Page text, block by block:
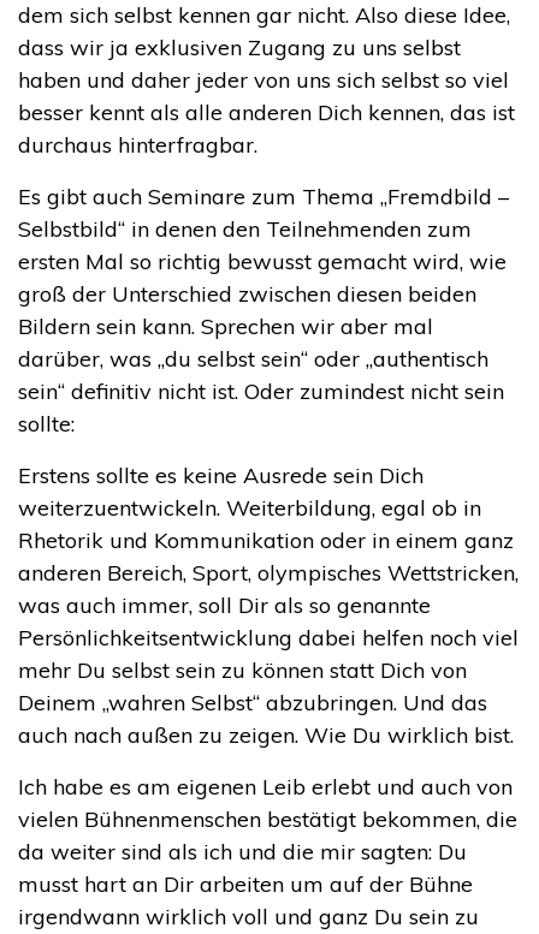
dem sich selbst kennen gar nicht. Also diese Idee,
dass wir ja exklusiven Zugang zu uns selbst
haben und daher jeder von uns sich selbst so viel
besser kennt als alle anderen Dich kennen, das ist
durchaus hinterfragbar.
Es gibt auch Seminare zum Thema „Fremdbild –
Selbstbild“ in denen den Teilnehmenden zum
ersten Mal so richtig bewusst gemacht wird, wie
groß der Unterschied zwischen diesen beiden
Bildern sein kann. Sprechen wir aber mal
darüber, was „du selbst sein“ oder „authentisch
sein“ definitiv nicht ist. Oder zumindest nicht sein
sollte:
Erstens sollte es keine Ausrede sein Dich
weiterzuentwickeln. Weiterbildung, egal ob in
Rhetorik und Kommunikation oder in einem ganz
anderen Bereich, Sport, olympisches Wettstricken,
was auch immer, soll Dir als so genannte
Persönlichkeitsentwicklung dabei helfen noch viel
mehr Du selbst sein zu können statt Dich von
Deinem „wahren Selbst“ abzubringen. Und das
auch nach außen zu zeigen. Wie Du wirklich bist.
Ich habe es am eigenen Leib erlebt und auch von
vielen Bühnenmenschen bestätigt bekommen, die
da weiter sind als ich und die mir sagten: Du
musst hart an Dir arbeiten um auf der Bühne
irgendwann wirklich voll und ganz Du sein zu